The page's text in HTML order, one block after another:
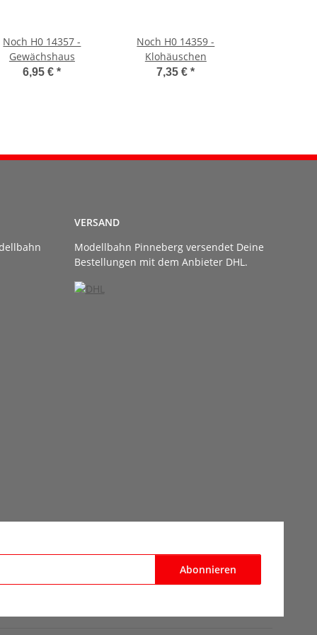
Noch H0 14357 -
Gewächshaus
6,95 €*
Noch H0 14359 -
Klohäuschen
7,35 €*
VERSAND
Modellbahn Pinneberg versendet Deine
Bestellungen mit dem Anbieter DHL.
Abonnieren